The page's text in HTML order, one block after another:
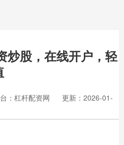
炒股，在线开户，轻
：杠杆配资网
更新：2026-01-